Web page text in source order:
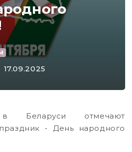
17.09.2025
Беларуси отмечают
- День народного